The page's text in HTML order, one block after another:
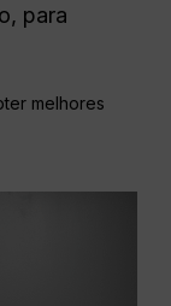
para
melhores